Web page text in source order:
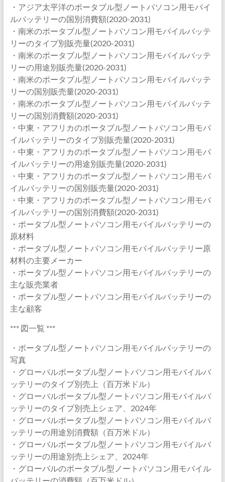
・アジア太平洋のポータブル型ノートパソコン用モバイ
ルバッテリーの国別消費額(2020-2031)
・南米のポータブル型ノートパソコン用モバイルバッテ
リーのタイプ別販売量(2020-2031)
・南米のポータブル型ノートパソコン用モバイルバッテ
リーの用途別販売量(2020-2031)
・南米のポータブル型ノートパソコン用モバイルバッテ
リーの国別販売量(2020-2031)
・南米のポータブル型ノートパソコン用モバイルバッテ
リーの国別消費額(2020-2031)
・中東・アフリカのポータブル型ノートパソコン用モバ
イルバッテリーのタイプ別販売量(2020-2031)
・中東・アフリカのポータブル型ノートパソコン用モバ
イルバッテリーの用途別販売量(2020-2031)
・中東・アフリカのポータブル型ノートパソコン用モバ
イルバッテリーの国別販売量(2020-2031)
・中東・アフリカのポータブル型ノートパソコン用モバ
イルバッテリーの国別消費額(2020-2031)
・ポータブル型ノートパソコン用モバイルバッテリーの
原材料
・ポータブル型ノートパソコン用モバイルバッテリー原
材料の主要メーカー
・ポータブル型ノートパソコン用モバイルバッテリーの
主な販売業者
・ポータブル型ノートパソコン用モバイルバッテリーの
主な顧客
*** 図一覧 ***
・ポータブル型ノートパソコン用モバイルバッテリーの
写真
・グローバルポータブル型ノートパソコン用モバイルバ
ッテリーのタイプ別売上（百万米ドル）
・グローバルポータブル型ノートパソコン用モバイルバ
ッテリーのタイプ別売上シェア、2024年
・グローバルポータブル型ノートパソコン用モバイルバ
ッテリーの用途別消費額（百万米ドル）
・グローバルポータブル型ノートパソコン用モバイルバ
ッテリーの用途別売上シェア、2024年
・グローバルのポータブル型ノートパソコン用モバイル